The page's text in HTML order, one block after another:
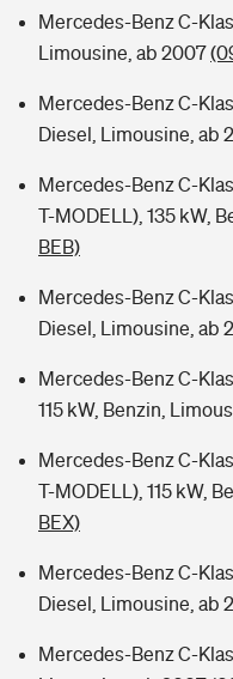
Mercedes-Benz C-
Limousine, ab 2007
Mercedes-Benz C-
Diesel, Limousine, ab
Mercedes-Benz C-
T-MODELL), 135 kW,
BEB)
Mercedes-Benz C-
Diesel, Limousine, ab
Mercedes-Benz C-
115 kW, Benzin,
Mercedes-Benz C-
T-MODELL), 115 kW,
BEX)
Mercedes-Benz C-
Diesel, Limousine, ab
Mercedes-Benz C-